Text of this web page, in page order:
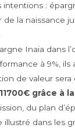
intentions :
la naissance
Inaia dans
à 9%, ils
de valeur sera
grâce à
du plan
illustré dans les